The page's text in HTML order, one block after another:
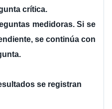
crítica.
medidoras. Si se
se registran